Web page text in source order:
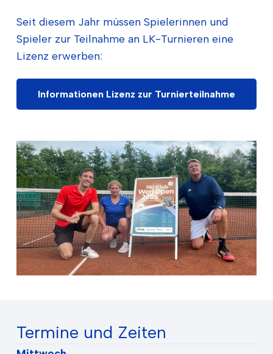
Seit diesem Jahr müssen Spielerinnen und
Spieler zur Teilnahme an LK-Turnieren eine
Lizenz erwerben:
Informationen Lizenz zur Turnierteilnahme
Termine und Zeiten